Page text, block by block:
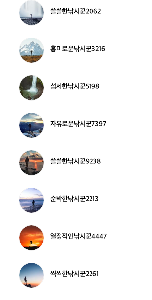
8
4
9
시
꾼
3
7
쓸
쓸
한
시
꾼
2
6
2
쓸쓸한낚시꾼2062
흥
미
로
낚
시
꾼
2
1
6
흥미로운낚시꾼3216
섬
세
한
시
꾼
5
9
8
섬세한낚시꾼5198
자
유
로
낚
시
꾼
9
7
자유로운낚시꾼7397
쓸
쓸
한
시
꾼
9
3
8
쓸쓸한낚시꾼9238
순
박
한
시
꾼
2
1
3
순박한낚시꾼2213
열
정
적
낚
시
꾼
열정적인낚시꾼4447
씩
씩
한
씩씩한낚시꾼2261